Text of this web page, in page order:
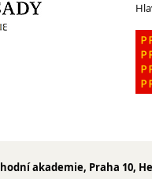
akademie, Praha 10,